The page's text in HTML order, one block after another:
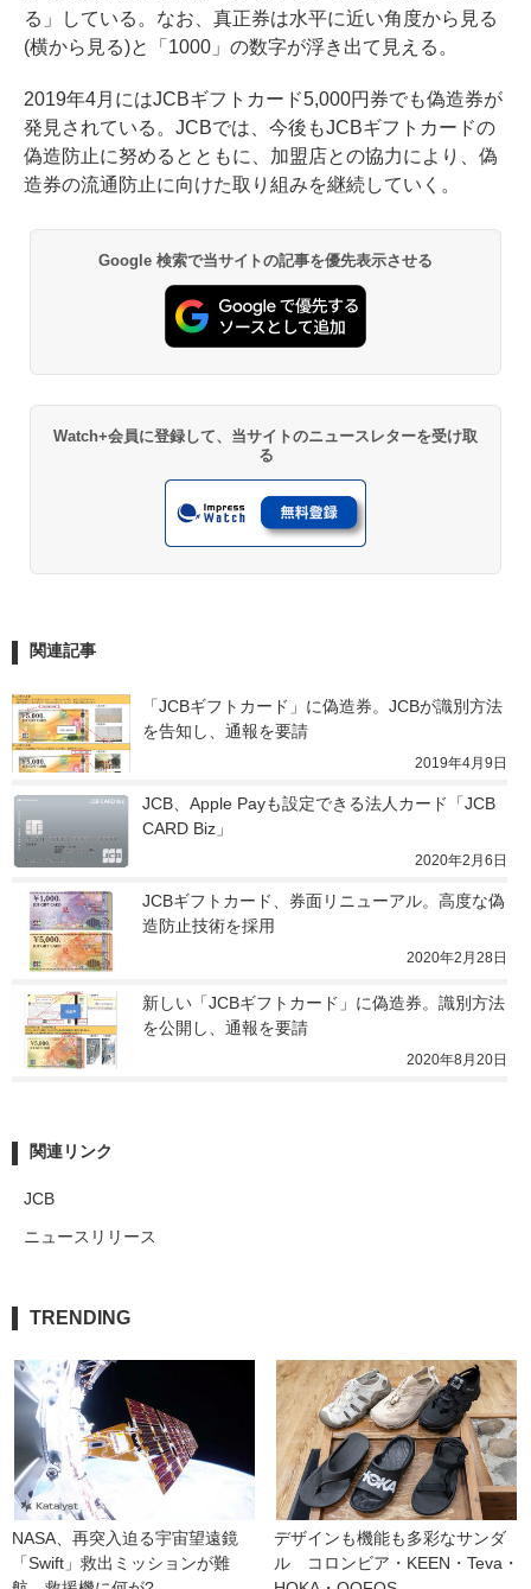
る」している。なお、真正券は水平に近い角度から見る
(横から見る)と「1000」の数字が浮き出て見える。
2019年4月にはJCBギフトカード5,000円券でも偽造券が
発見されている。JCBでは、今後もJCBギフトカードの
偽造防止に努めるとともに、加盟店との協力により、偽
造券の流通防止に向けた取り組みを継続していく。
Google 検索で当サイトの記事を優先表示させる
Watch+会員に登録して、当サイトのニュースレターを受け取
る
関連記事
「JCBギフトカード」に偽造券。JCBが識別方法
を告知し、通報を要請
2019年4月9日
JCB、Apple Payも設定できる法人カード「JCB
CARD Biz」
2020年2月6日
JCBギフトカード、券面リニューアル。高度な偽
造防止技術を採用
2020年2月28日
新しい「JCBギフトカード」に偽造券。識別方法
を公開し、通報を要請
2020年8月20日
関連リンク
JCB
ニュースリリース
TRENDING
NASA、再突入迫る宇宙望遠鏡
「Swift」救出ミッションが難
デザインも機能も多彩なサンダ
ル　コロンビア・KEEN・Teva・